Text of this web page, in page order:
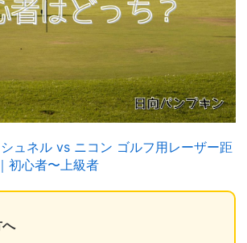
シュネル vs ニコン ゴルフ用レーザー距
初心者〜上級者
へ